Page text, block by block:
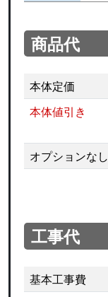
商品代
本体定価
本体値引き
オプションなし
工事代
基本工事費